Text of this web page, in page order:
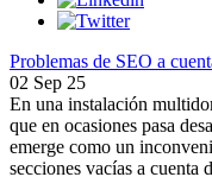
Problemas de SEO a
02 Sep 25
En una instalación
que en ocasiones pasa
emerge como un
secciones vacías a cuenta